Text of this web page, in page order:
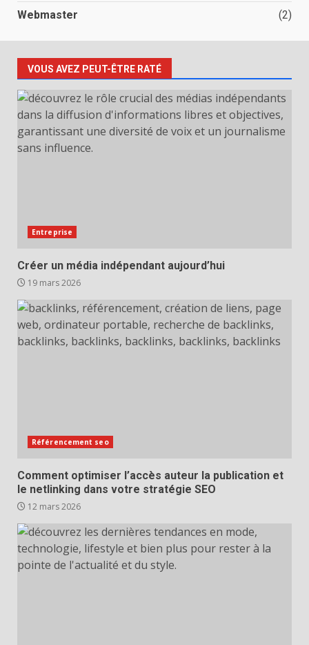
Webmaster (2)
VOUS AVEZ PEUT-ÊTRE RATÉ
Entreprise
Créer un média indépendant aujourd’hui
19 mars 2026
Référencement seo
Comment optimiser l’accès auteur la publication et
le netlinking dans votre stratégie SEO
12 mars 2026